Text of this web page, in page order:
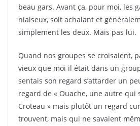
beau gars. Avant ça, pour moi, les
niaiseux, soit achalant et
simplement les deux. Mais pas lui.
Quand nos groupes se croisaient,
vieux que moi il était dans un
sentais son regard s’attarder un
regard de « Ouache, une autre qui
Croteau » mais plutôt un regard
trouvent, mais qui ne savaient